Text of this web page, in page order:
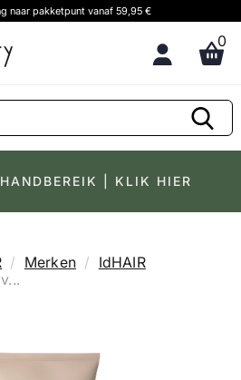
naar pakketpunt vanaf 59,95 €
0
| KLIK HIER
Merken
IdHAIR